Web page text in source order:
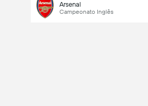
Arsenal
Campeonato Inglês